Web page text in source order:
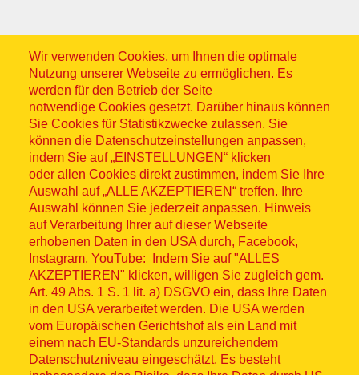
Wir verwenden Cookies, um Ihnen die optimale
Nutzung unserer Webseite zu ermöglichen. Es
werden für den Betrieb der Seite
notwendige Cookies gesetzt. Darüber hinaus können
Sie Cookies für Statistikzwecke zulassen. Sie
können die Datenschutzeinstellungen anpassen,
indem Sie auf „EINSTELLUNGEN“ klicken
oder allen Cookies direkt zustimmen, indem Sie Ihre
Auswahl auf „ALLE AKZEPTIEREN“ treffen. Ihre
Auswahl können Sie jederzeit anpassen. Hinweis
auf Verarbeitung Ihrer auf dieser Webseite
erhobenen Daten in den USA durch, Facebook,
Instagram, YouTube: Indem Sie auf "ALLES
AKZEPTIEREN" klicken, willigen Sie zugleich gem.
Art. 49 Abs. 1 S. 1 lit. a) DSGVO ein, dass Ihre Daten
in den USA verarbeitet werden. Die USA werden
vom Europäischen Gerichtshof als ein Land mit
einem nach EU-Standards unzureichendem
Datenschutzniveau eingeschätzt. Es besteht
Sitemap
© ASB 2026
Fußzeilenmenü
Impressum
Datenschutz
Kontakt
Hinweisgebersystem